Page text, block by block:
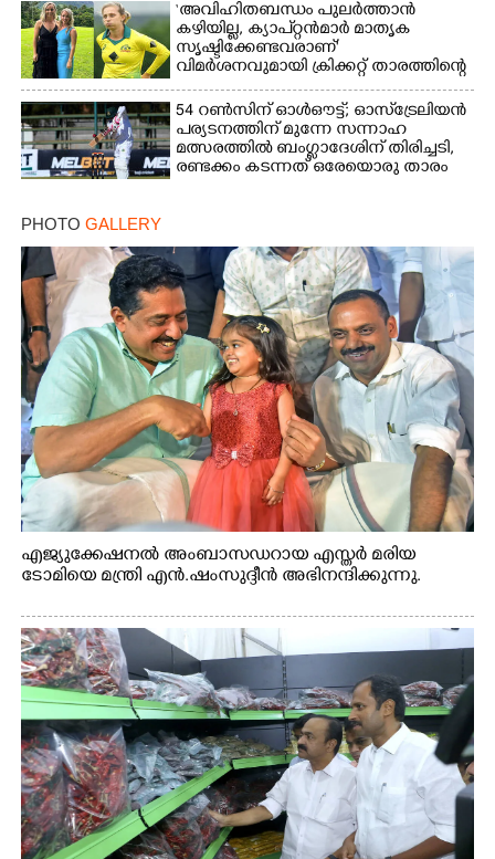
‘അവിഹിതബന്ധം പുലർത്താൻ
കഴിയില്ല,​ ക്യാപ്റ്റൻമാർ മാതൃക
സൃഷ്ടിക്കേണ്ടവരാണ്'
വിമർശനവുമായി ക്രിക്കറ്റ് താരത്തിന്റെ
ഭാര്യ
54 റൺസിന് ഓൾഔട്ട്; ഓസ്‌ട്രേലിയൻ
പര്യടനത്തിന് മുന്നേ സന്നാഹ
മത്സരത്തിൽ ബംഗ്ലാദേശിന് തിരിച്ചടി,
രണ്ടക്കം കടന്നത് ഒരേയൊരു താരം
PHOTO GALLERY
എജ്യുക്കേഷനൽ അംബാസഡറായ എസ്തർ മരിയ
ടോമിയെ മന്ത്രി എൻ.ഷംസുദ്ദീൻ അഭിനന്ദിക്കുന്നു.
Copy Link